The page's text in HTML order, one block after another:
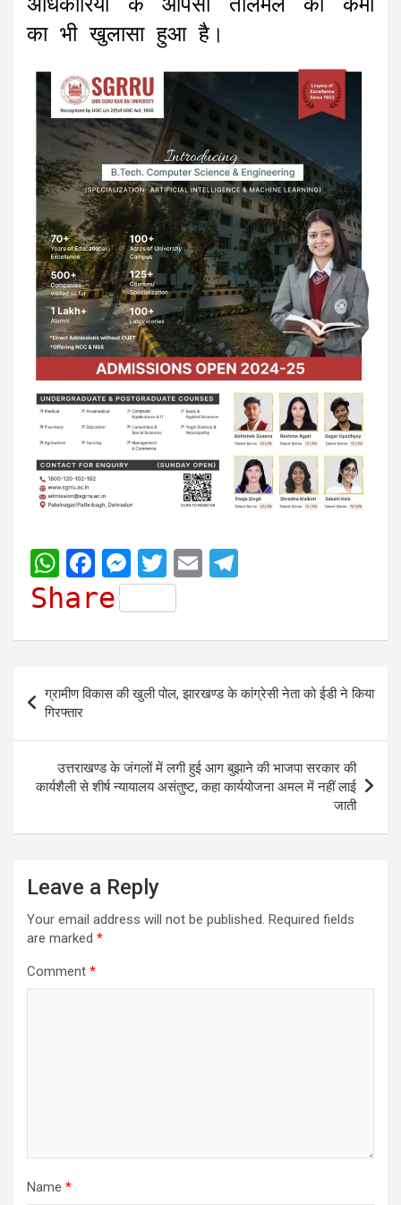
का भी खुलासा हुआ है।
W
h
t
s
A
p
p
F
a
e
o
o
k
M
e
s
s
n
g
e
r
T
w
i
t
e
r
E
i e
g
r
a
m
Share
navigation
ग्रामीण विकास की खुली पोल, झारखण्ड के कांग्रेसी नेता को ईडी ने किया
गिरफ्तार
उत्तराखण्ड के जंगलों में लगी हुई आग बुझाने की भाजपा सरकार की
कार्यशैली से शीर्ष न्यायालय असंतुष्ट, कहा कार्ययोजना अमल में नहीं लाई
जाती
Leave a Reply
Your email address will not be published. Required fields
are marked *
Comment *
Name *